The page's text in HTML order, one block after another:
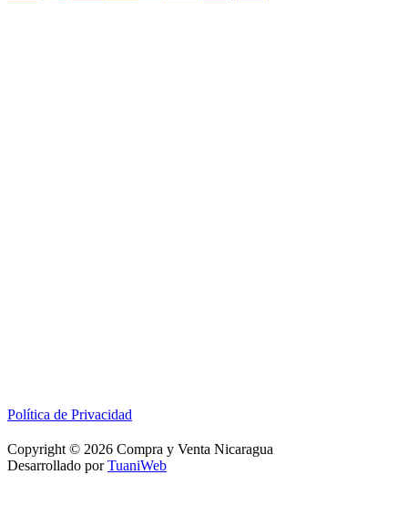
Política de Privacidad
Copyright © 2026 Compra y Venta Nicaragua
Desarrollado porTuaniWeb